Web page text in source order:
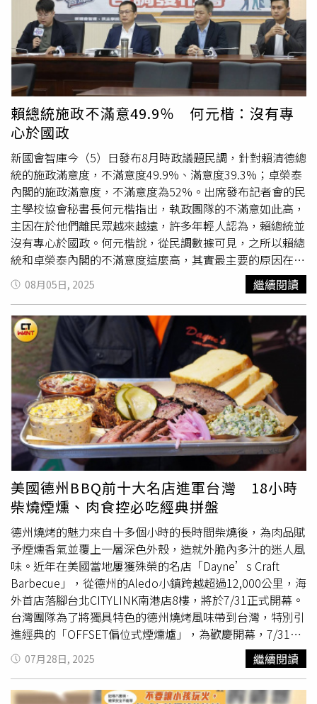
形同虛設嗎？應該要有的民主程序全被跳過。鄭麗文說，另
外讓她更擔憂的是，難道跟美方沒有正式管道嗎？要用投書
的方式宣布國家如此重大政策，是史上第一遭，這背後顯然
有非常重大決策失誤，嚴重損害國家國格，跟元首應該要有
的格局。鄭麗文再說，最後更讓她憂心忡忡的是，賴清德在
記者會所做的重大宣示，「賴總統，您在玩火 啊」，在大罷
免之後，賴清德陷入了內憂外患，嚴重的政治領導危機，相
信國人殷切盼望賴清德調整腳步，重新反省上任一年多來的
作為。但是大家沒有看到，反而看到用更加激進、危險的手
法，將國家安全、2300萬人的幸福推到懸崖邊，面臨重大
危機。鄭麗文強調，重提兩國論、向台獨邁進，這絕對不是
2300萬台灣人樂見的，也絕對不是區域乃至國際社會樂
見。最後，鄭麗文誠摯的呼籲，千萬不要成為麻煩的製造
者，在賴清德一番談話，不但讓台海變成火藥庫，還把台灣
變成兵工廠，不只投資戰爭，連台灣未來所有的經濟產業發
展都要建立在戰爭之上嗎？這是我們所認識的台灣嗎？這是
中華民國的價值嗎？鄭麗文強調，身為國會第一大黨、台灣
最大在野黨，還是希望賴清德總統要三思，希望國際社會能
夠理解台灣人民愛好和平，堅定和平的重大意願，要遠離戰
火、要避免戰爭，甚至要積極地成為和平締造者、成為區域
和平穩定的重要堅實。鄭麗文再次表達國民黨的立場，也希
望賴清德三思，希望他能夠懸崖勒馬。
出錯誤行為，並在事件爆發前多次與范姜先生會面協商、當
面鞠躬致歉。他在聲明中指出：「在您與粿粿婚姻狀態尚存
續的情況下，做出了不好的行為，對您造成了傷害，我對您
跟粿粿都非常抱歉。」王子強調，自己未曾逃避，並全力配
合協商，但雙方在賠償金額上未能達成共識，「我知道犯錯
就要付出代價，這是我應得的」。王子同時懇請外界停止過
度揣測與不實傳言，「事實的責難止於我，我全權承擔」。
他表示將暫停所有公開活動，並與粿粿共同誠實面對後續處
理。對此，王子所屬經紀公司「喜鵲娛樂」也宣布，藝人將
暫停所有公開行程，以專注面對風波。律師李怡貞4日晚間
在臉書發文指出，王子這份道歉「相對罕見地展現誠意」。
她表示，觀察過許多相似事件，「能在事發後這麼快出面道
歉，且公開二度致歉，實屬少見」。李怡貞指出，王子的聲
明中沒有隱藏的反擊語氣，也未選擇提告或卸責，認為其態
度值得肯定，「沒有龜縮、沒有反告原配、沒有說被騙被勾
引，這樣的誠懇應該成為公眾人物犯錯後的基本態度。」不
過她也強調，誠意並不能抹去行為本身的錯誤：「插足他人
婚姻本就破壞了一個家庭。既然知道自己承擔不起後果，就
不應該玩火。這場風波的代價，是他自找的。」
賴總統施政不滿意49.9％ 何元楷：沒有專
心於國政
新國會智庫今（5）日發布8月時政議題民調，針對賴清德總
統的施政滿意度，不滿意度49.9%、滿意度39.3%；卓榮泰
內閣的施政滿意度，不滿意度為52%。出席發布記者會的民
主學校協會秘書長何元楷指出，執政團隊的不滿意如此高，
主因在於他們離民眾越來越遠，許多年輕人認為，賴總統並
沒有專心於國政。何元楷說，從民調數據可見，之所以賴總
統和卓榮泰內閣的不滿意度這麼高，其實最主要的原因在於
他們離民眾越來越遠。在他們任內，看不出對國政方面有什
麼建樹，反而大多花心力發起「大惡罷」，大搞政治鬥爭，
放任側翼走向極端化，製造對立，撕裂台灣社會。這就是讓
賴總統和卓內閣不滿意度如此高的主要原因。「民主學校的
創立宗旨是栽培青年進入公共事務領域，培養更多的青年投
入在公共事務中。」何元楷在臉書撰文指出，他特別關注這
次民調中青年族群的反應，發現20到39歲的族群中，對這
次民進黨發起的大罷免的不認同度都突破了5成5；此外，
20到39歲的族群當中，突破5成認為賴總統應該要專心於國
政。可見大多青年族群不認同大罷免，更認為賴總統並沒有
專心於國政，這反映出青年對賴有高度疑慮和失望。何元楷
指出，雖然這次做的民調僅限於台中，但他相信，這是絕大
多數年輕人的想法。他說，之前跟朋友在聚會的時候，這些
朋友年紀跟他差不多，平常不是很關心政治，也沒有特定立
場，朋友在一次聚會跟他說，覺得大罷免根本是在亂搞，批
評賴總統正事不做、浪費錢，發起這場無差別式的大罷免非
常不合理，而且，看到大罷免讓社會對立成這樣，讓他們覺
得很厭煩，也認為沒有必要。「我相信這是大多中立年輕族
群的心聲。」何元楷認為，總而言之，大多青年族群對大罷
免的不認同，以及認為賴總統應該要專心於國政，「這就是
給民進黨的一個警訊！如果賴清德仍然不好好專心於國政，
執意繼續搞政治鬥爭，那民進黨及賴清德的青年族群支持度
和認同度就會持續下降。」何元楷說，從街頭反應與調查數
據均顯示，民眾普遍認為大罷免已「走火入魔、撕裂社
會」，感到厭煩與失望。賴清德總統的不滿意度這麼得高，
08月05日, 2025 繼續閱讀
美國德州BBQ前十大名店進軍台灣 18小時
柴燒煙燻、肉食控必吃經典拼盤
德州燒烤的魅力來自十多個小時的長時間柴燒後，為肉品賦
予煙燻香氣並覆上一層深色外殼，造就外脆內多汁的迷人風
味。近年在美國當地屢獲殊榮的名店「Dayne’s Craft
Barbecue」，從德州的Aledo小鎮跨越超過12,000公里，海
外首店落腳台北CITYLINK南港店8樓，將於7/31正式開幕。
台灣團隊為了將獨具特色的德州燒烤風味帶到台灣，特別引
進經典的「OFFSET偏位式煙燻爐」，為歡慶開幕，7/31～
8/15還推出非酒精飲品買一送一。有許多外地饕客會不遠千
里專程前往Dayne’s Craft BBQ德州本店，希望一嘗正宗德
州燒烤風味。（圖／Dayne’s Craft Barbecue提供）品牌
07月28日, 2025 繼續閱讀